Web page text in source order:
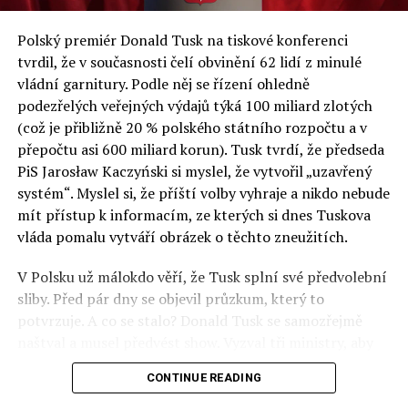
a východní Evropě.
Otázky spojené s vývojem umělé inteligence budou na
fóru AI zvláště diskutovanou oblastí. Fórum AI bude
zahrnovat vyhrazenou tematickou trať skládající se z
panelů, prezentací, workshopů a speciálních akcí.
Budou diskutovány klíčové otázky vlivu umělé
inteligence ve společnosti, ale i v sektoru veřejných a
komerčních služeb. Budou se diskutovat problémy a
výzvy, kterým bude muset trh čelit tváří v tvář zásadním
technologickým změnám. Účastníci fóra také zváží, do
technologií umělé inteligence v mnoha oblastech života
umožní Evropské unii obnovit konkurenceschopnost ve
vztahu ke globálním ekonomikám a nutnosti zajistit
Polský premiér Donald Tusk na tiskové konferenci
tvrdil, že v současnosti čelí obvinění 62 lidí z minulé
vládní garnitury. Podle něj se řízení ohledně
podezřelých veřejných výdajů týká 100 miliard zlotých
(což je přibližně 20 % polského státního rozpočtu a v
přepočtu asi 600 miliard korun). Tusk tvrdí, že předseda
PiS Jarosław Kaczyński si myslel, že vytvořil „uzavřený
systém“. Myslel si, že příští volby vyhraje a nikdo nebude
mít přístup k informacím, ze kterých si dnes Tuskova
vláda pomalu vytváří obrázek o těchto zneužitích.
V Polsku už málokdo věří, že Tusk splní své předvolební
sliby. Před pár dny se objevil průzkum, který to
potvrzuje. A co se stalo? Donald Tusk se samozřejmě
před kamerami podepsali dohodu o stíhání členů PiS, a
ti poslušně ono divadlo předvedli. Andrzej Domański
CONTINUE READING